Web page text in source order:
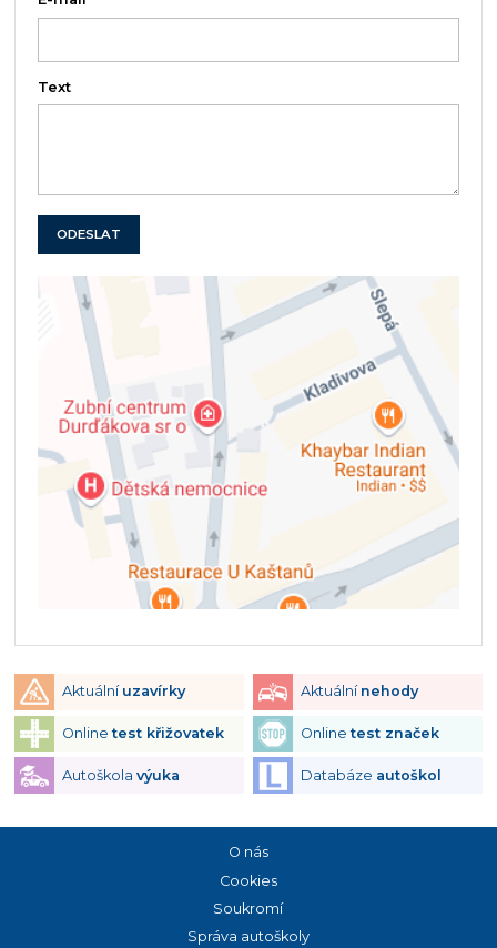
Text
ODESLAT
Aktuální uzavírky Aktuální nehody
Onlinetest křižovatek Onlinetest značek
Autoškola výuka Databáze autoškol
O nás
Cookies
Soukromí
Správa autoškoly